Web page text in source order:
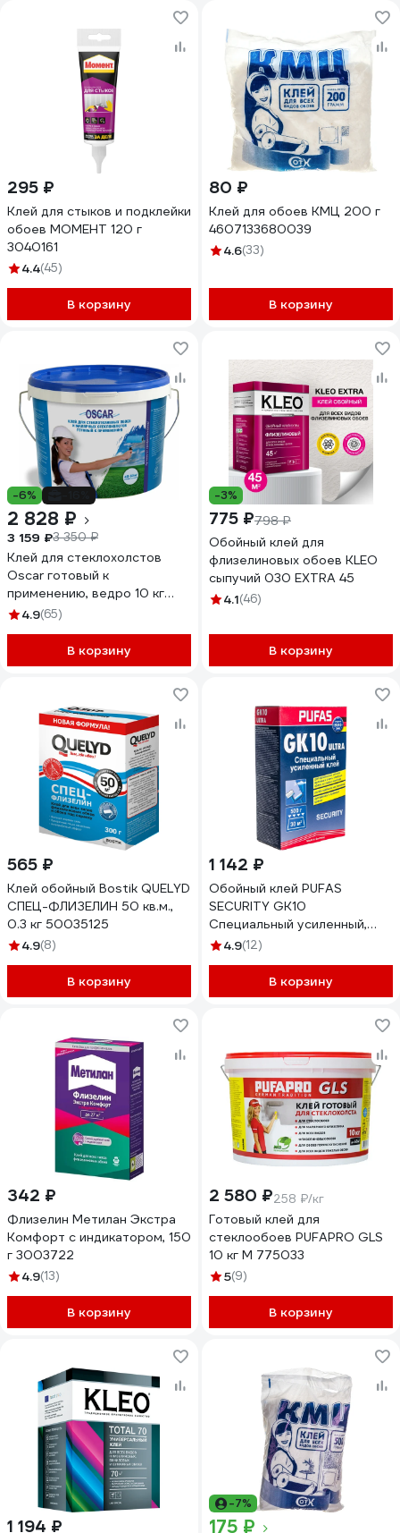
295 ₽
Клей для стыков и подклейки
обоев МОМЕНТ 120 г
3040161
4.4(45)
В корзину
80 ₽
Клей для обоев КМЦ 200 г
4607133680039
4.6(33)
В корзину
-6%
2 828 ₽
3 159 ₽3 350 ₽
Клей для стеклохолстов
Oscar готовый к
применению, ведро 10 кг
GOs10
4.9(65)
В корзину
-3%
775 ₽798 ₽
Обойный клей для
флизелиновых обоев KLEO
сыпучий 030 EXTRA 45
4.1(46)
В корзину
565 ₽
Клей обойный Bostik QUELYD
СПЕЦ-ФЛИЗЕЛИН 50 кв.м.,
0.3 кг 50035125
4.9(8)
В корзину
1 142 ₽
Обойный клей PUFAS
SECURITY GK10
Специальный усиленный,
500 г 046-20911-00
4.9(12)
В корзину
342 ₽
Флизелин Метилан Экстра
Комфорт с индикатором, 150
г 3003722
4.9(13)
В корзину
2 580 ₽258 ₽/кг
Готовый клей для
стеклообоев PUFAPRO GLS
10 кг М 775033
5(9)
В корзину
1 194 ₽
-7%
175 ₽